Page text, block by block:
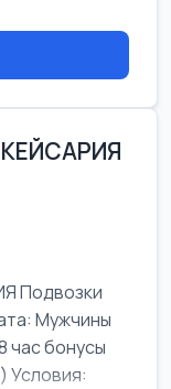
Подвозки
Мужчины
час бонусы
Условия: